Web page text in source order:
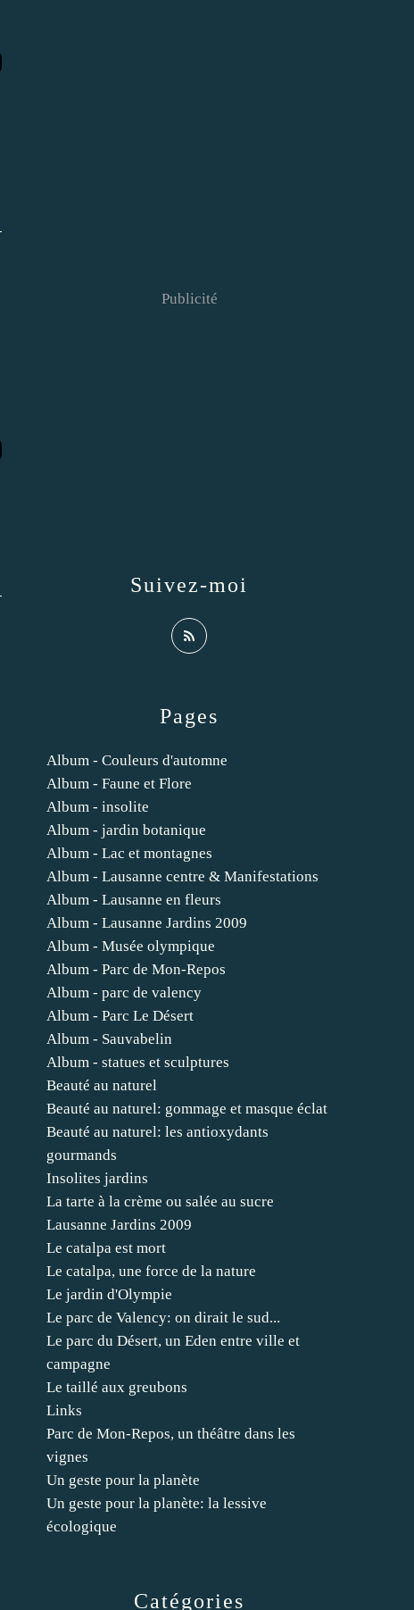
Catégories
Pages
Album - Couleurs d'automne
Album - Faune et Flore
Album - insolite
Album - jardin botanique
Album - Lac et montagnes
Album - Lausanne centre & Manifestations
Album - Lausanne en fleurs
Album - Lausanne Jardins 2009
Album - Musée olympique
Album - Parc de Mon-Repos
Album - parc de valency
Album - Parc Le Désert
Album - Sauvabelin
Album - statues et sculptures
Beauté au naturel
Beauté au naturel: gommage et masque éclat
Beauté au naturel: les antioxydants
gourmands
Insolites jardins
La tarte à la crème ou salée au sucre
Lausanne Jardins 2009
Le catalpa est mort
Le catalpa, une force de la nature
Le jardin d'Olympie
Le parc de Valency: on dirait le sud...
Le parc du Désert, un Eden entre ville et
campagne
Le taillé aux greubons
Links
Parc de Mon-Repos, un théâtre dans les
vignes
Un geste pour la planète
Un geste pour la planète: la lessive
écologique
Suivez-moi
Publicité